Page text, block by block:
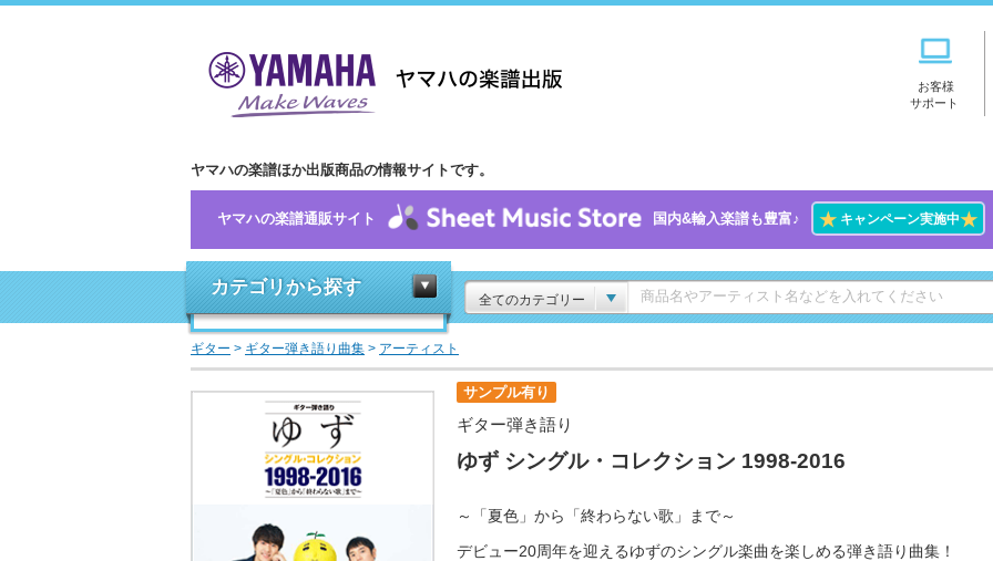
お客様
サポート
ヤマハの楽譜ほか出版商品の情報サイトです。
ヤマハの楽譜通販サイト 国内&輸入楽譜も豊富♪ ★キャンペーン実施中★
カテゴリから探す
全てのカテゴリー
ギター > ギター弾き語り曲集 > アーティスト
サンプル有り
ギター弾き語り
ゆず シングル・コレクション 1998-2016
～「夏色」から「終わらない歌」まで～
デビュー20周年を迎えるゆずのシングル楽曲を楽しめる弾き語り曲集！